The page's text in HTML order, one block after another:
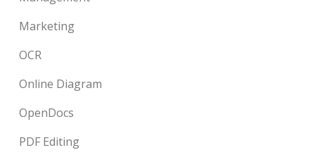
Marketing
OCR
Online Diagram
OpenDocs
PDF Editing